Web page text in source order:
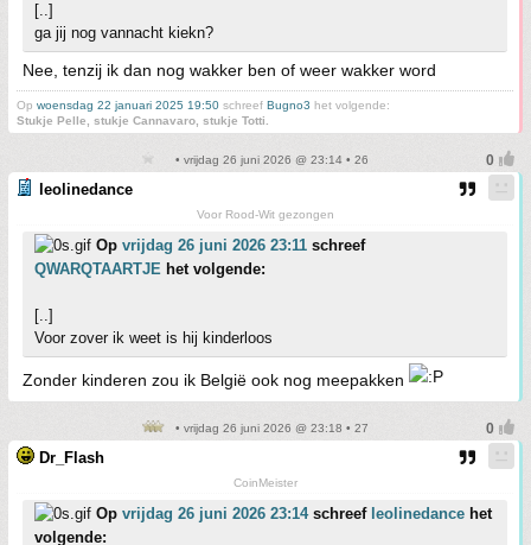
[..]
ga jij nog vannacht kiekn?
Nee, tenzij ik dan nog wakker ben of weer wakker word
Op woensdag 22 januari 2025 19:50 schreef Bugno3 het volgende:
Stukje Pelle, stukje Cannavaro, stukje Totti.
• vrijdag 26 juni 2026 @ 23:14 • 26
leolinedance
Voor Rood-Wit gezongen
Op vrijdag 26 juni 2026 23:11 schreef
QWARQTAARTJE het volgende:
[..]
Voor zover ik weet is hij kinderloos
Zonder kinderen zou ik België ook nog meepakken
• vrijdag 26 juni 2026 @ 23:18 • 27
Dr_Flash
CoinMeister
Op vrijdag 26 juni 2026 23:14schreef leolinedance het
volgende: